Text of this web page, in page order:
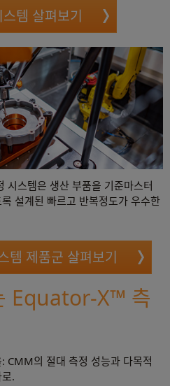
템 살펴보기
스템은 생산 부품을 기준마스터
설계된 빠르고 반복정도가 우수한
템 제품군 살펴보기
Equator-X™ 측
CMM의 절대 측정 성능과 다목적
.